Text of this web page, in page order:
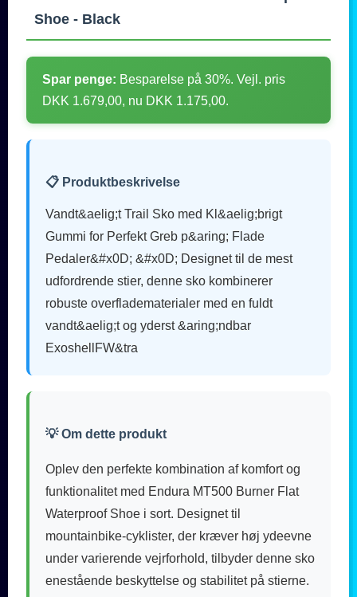
Shoe - Black
Spar penge: Besparelse på 30%. Vejl. pris
DKK 1.679,00, nu DKK 1.175,00.
📋 Produktbeskrivelse
Vandt&aelig;t Trail Sko med Kl&aelig;brigt
Gummi for Perfekt Greb p&aring; Flade
Pedaler&#x0D; &#x0D; Designet til de mest
udfordrende stier, denne sko kombinerer
robuste overfladematerialer med en fuldt
vandt&aelig;t og yderst &aring;ndbar
ExoshellFW&tra
💡 Om dette produkt
Oplev den perfekte kombination af komfort og
funktionalitet med Endura MT500 Burner Flat
Waterproof Shoe i sort. Designet til
mountainbike-cyklister, der kræver høj ydeevne
under varierende vejrforhold, tilbyder denne sko
enestående beskyttelse og stabilitet på stierne.